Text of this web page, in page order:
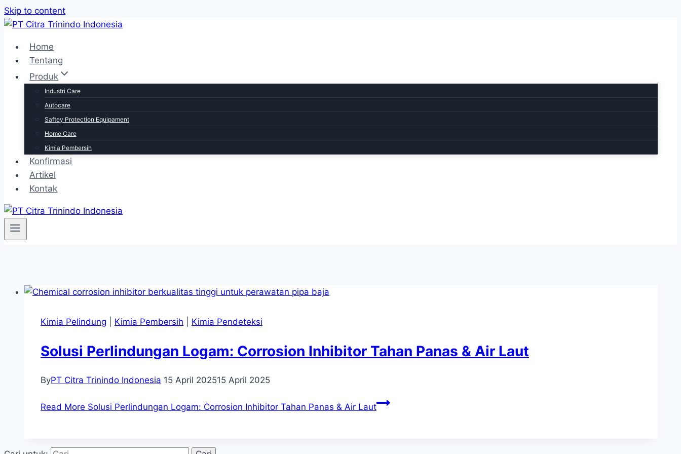
Skip to content
Home
Tentang
Produk
Industri Care
Autocare
Saftey Protection Equipament
Home Care
Kimia Pembersih
Konfirmasi
Artikel
Kontak
Kimia Pelindung Kimia Pembersih Kimia Pendeteksi
Solusi Perlindungan Logam: Corrosion Inhibitor Tahan Panas & Air Laut
ByPT Citra Trinindo Indonesia 15 April 202515 April 2025
Read More Solusi Perlindungan Logam: Corrosion Inhibitor Tahan Panas & Air Laut